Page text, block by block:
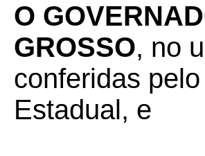
O
GROSSO, no
conferidas
Estadual, e